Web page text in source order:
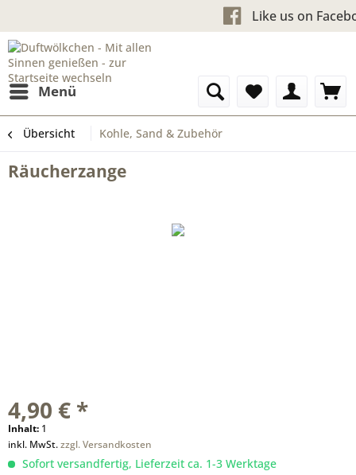
Kostenloser Versand ab 60
Like us
Menü
Übersicht Kohle, Sand & Zubehör
Räucherzange
4,90 € *
Inhalt: 1
inkl. MwSt.zzgl. Versandkosten
Sofort versandfertig, Lieferzeit ca. 1-3 Werktage